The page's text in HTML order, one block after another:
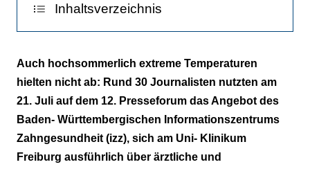
Inhaltsverzeichnis
Erfolgreiche Schiene
Auch hochsommerlich extreme Temperaturen
hielten nicht ab: Rund 30 Journalisten nutzten am
21. Juli auf dem 12. Presseforum das Angebot des
Baden- Württembergischen Informationszentrums
Zahngesundheit (izz), sich am Uni- Klinikum
Freiburg ausführlich über ärztliche und